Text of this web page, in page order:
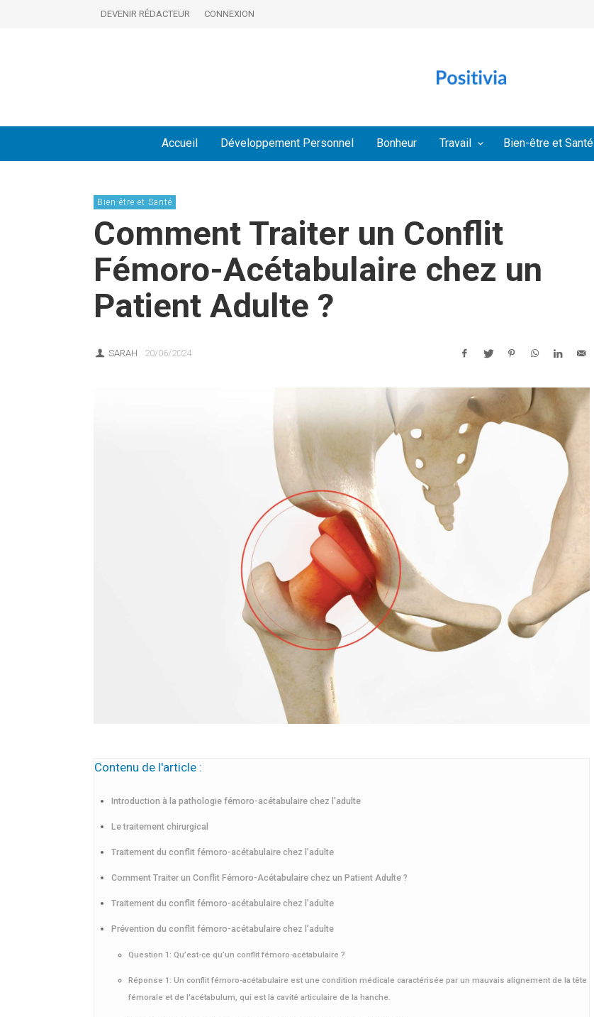
DEVENIR RÉDACTEUR CONNEXION
Accueil Développement Personnel Bonheur Travail Bien-être et Santé
Bien-être et Santé
Comment Traiter un Conflit
Fémoro-Acétabulaire chez un
Patient Adulte ?
SARAH 20/06/2024
Contenu de l'article :
Introduction à la pathologie fémoro-acétabulaire chez l’adulte
Le traitement chirurgical
Traitement du conflit fémoro-acétabulaire chez l’adulte
Comment Traiter un Conflit Fémoro-Acétabulaire chez un Patient Adulte ?
Traitement du conflit fémoro-acétabulaire chez l’adulte
Prévention du conflit fémoro-acétabulaire chez l’adulte
Question 1: Qu’est-ce qu’un conflit fémoro-acétabulaire ?
Réponse 1: Un conflit fémoro-acétabulaire est une condition médicale caractérisée par un mauvais alignement de la tête
fémorale et de l’acétabulum, qui est la cavité articulaire de la hanche.